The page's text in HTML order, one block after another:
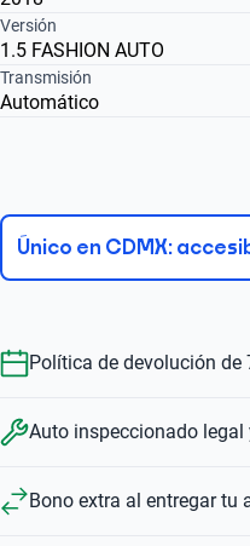
Versión
1.5 FASHION AUTO
Transmisión
Automático
Único en CDMX:
Política de devolución de
Auto inspeccionado
Bono extra al entregar tu